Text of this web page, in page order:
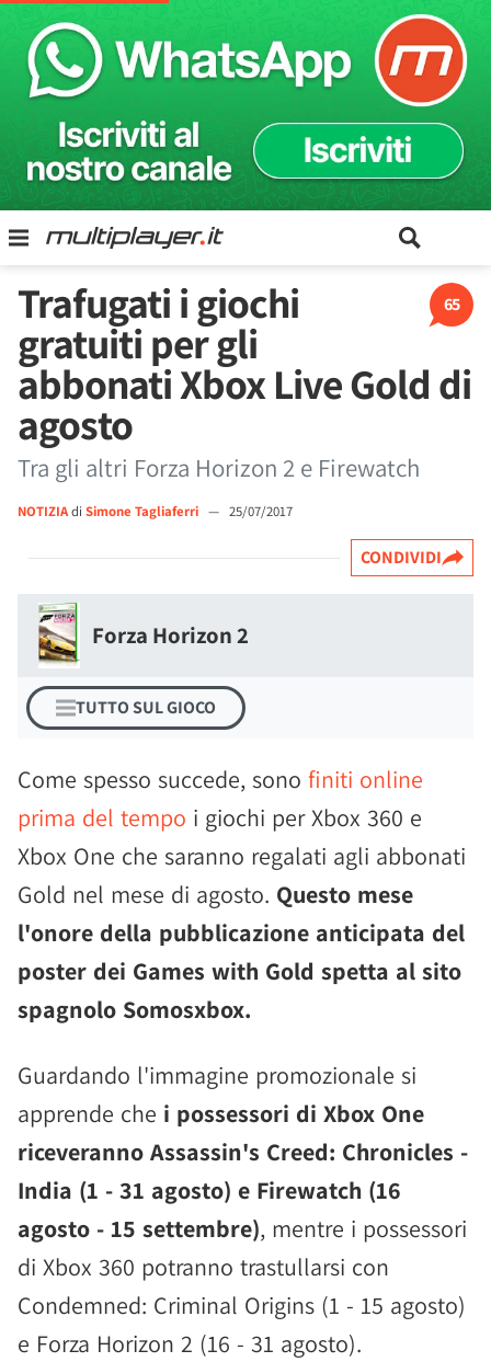
65
Trafugati i giochi
gratuiti per gli
abbonati Xbox Live Gold di
agosto
Tra gli altri Forza Horizon 2 e Firewatch
NOTIZIAdi Simone Tagliaferri — 25/07/2017
CONDIVIDI
Forza Horizon 2
TUTTO SUL GIOCO
Come spesso succede, sono finiti online
prima del tempo i giochi per Xbox 360 e
Xbox One che saranno regalati agli abbonati
Gold nel mese di agosto. Questo mese
l'onore della pubblicazione anticipata del
poster dei Games with Gold spetta al sito
spagnolo Somosxbox.
Guardando l'immagine promozionale si
apprende che i possessori di Xbox One
riceveranno Assassin's Creed: Chronicles -
India (1 - 31 agosto) e Firewatch (16
agosto - 15 settembre), mentre i possessori
di Xbox 360 potranno trastullarsi con
Condemned: Criminal Origins (1 - 15 agosto)
e Forza Horizon 2 (16 - 31 agosto).